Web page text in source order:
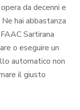
da decenni e
hai abbastanza
Sartirana
o eseguire un
automatico non
il giusto